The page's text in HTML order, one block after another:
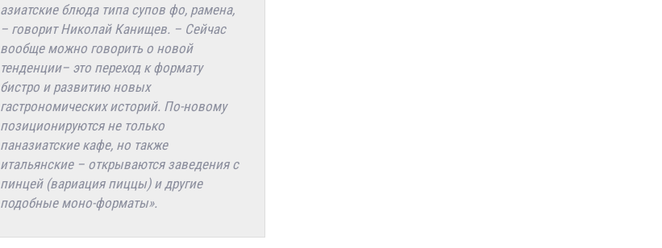
азиатские блюда типа супов фо, рамена,
– говорит Николай Канищев. – Сейчас
вообще можно говорить о новой
тенденции– это переход к формату
бистро и развитию новых
гастрономических историй. По-новому
позиционируются не только
паназиатские кафе, но также
итальянские – открываются заведения с
пинцей (вариация пиццы) и другие
подобные моно-форматы».